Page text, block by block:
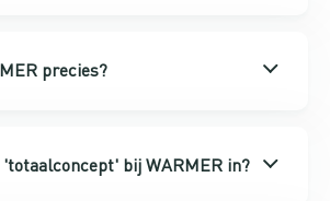
precies?
bij WARMER in?